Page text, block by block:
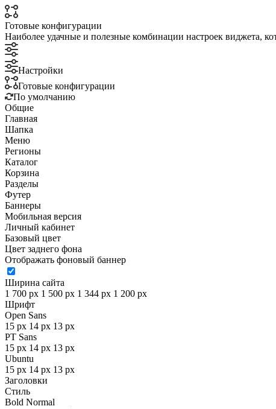
Готовые конфигурации
Наиболее удачные и полезные комбинации настроек виджета,
Настройки
Готовые конфигурации
По умолчанию
Общие
Главная
Шапка
Меню
Регионы
Каталог
Корзина
Разделы
Футер
Баннеры
Мобильная версия
Личный кабинет
Базовый цвет
Цвет заднего фона
Отображать фоновый баннер
Ширина сайта
1 700 px 1 500 px 1 344 px 1 200 px
Шрифт
Open Sans
15 px 14 px 13 px
PT Sans
15 px 14 px 13 px
Ubuntu
15 px 14 px 13 px
Заголовки
Стиль
Bold Normal